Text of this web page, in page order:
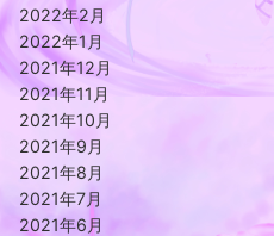
2022年2月
2022年1月
2021年12月
2021年11月
2021年10月
2021年9月
2021年8月
2021年7月
2021年6月